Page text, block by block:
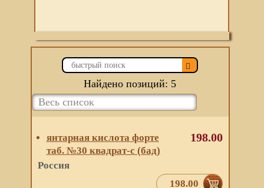
Найдено позиций: 5
янтарная кислота форте
таб. №30 квадрат-с (бад)
Россия
198.00
198.00